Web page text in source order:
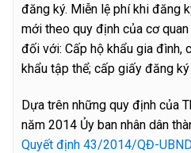
đăng ký. Miễn lệ phí khi đăng
mới theo quy định của cơ
đối với: Cấp hộ khẩu gia đình,
khẩu tập thể; cấp giấy đăng
Dựa trên những quy định của
năm 2014 Ủy ban nhân dân
Quyết định 43/2014/QĐ-